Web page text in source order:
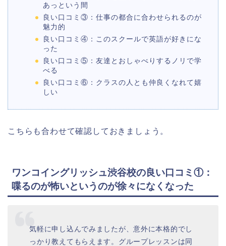
あっという間
良い口コミ③：仕事の都合に合わせられるのが
魅力的
良い口コミ④：このスクールで英語が好きにな
った
良い口コミ⑤：友達とおしゃべりするノリで学
べる
良い口コミ⑥：クラスの人とも仲良くなれて嬉
しい
こちらも合わせて確認しておきましょう。
ワンコイングリッシュ渋谷校の良い口コミ①：
喋るのが怖いというのが徐々になくなった
気軽に申し込んでみましたが、意外に本格的でし
っかり教えてもらえます。グループレッスンは同